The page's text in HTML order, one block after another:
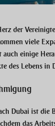
der
viele
einige
des Lebens in
Dubai ist die
das